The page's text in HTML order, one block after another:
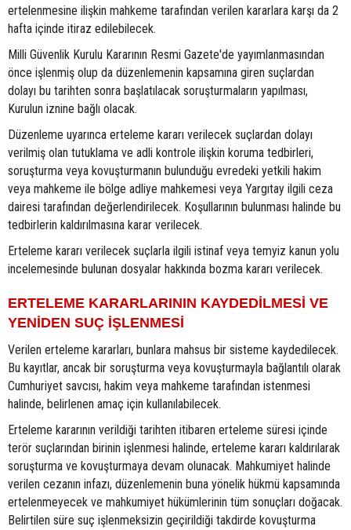
ertelenmesine ilişkin mahkeme tarafından verilen kararlara karşı da 2
hafta içinde itiraz edilebilecek.
Milli Güvenlik Kurulu Kararının Resmi Gazete'de yayımlanmasından
önce işlenmiş olup da düzenlemenin kapsamına giren suçlardan
dolayı bu tarihten sonra başlatılacak soruşturmaların yapılması,
Kurulun iznine bağlı olacak.
Düzenleme uyarınca erteleme kararı verilecek suçlardan dolayı
verilmiş olan tutuklama ve adli kontrole ilişkin koruma tedbirleri,
soruşturma veya kovuşturmanın bulunduğu evredeki yetkili hakim
veya mahkeme ile bölge adliye mahkemesi veya Yargıtay ilgili ceza
dairesi tarafından değerlendirilecek. Koşullarının bulunması halinde bu
tedbirlerin kaldırılmasına karar verilecek.
Erteleme kararı verilecek suçlarla ilgili istinaf veya temyiz kanun yolu
incelemesinde bulunan dosyalar hakkında bozma kararı verilecek.
ERTELEME KARARLARININ KAYDEDİLMESİ VE
YENİDEN SUÇ İŞLENMESİ
Verilen erteleme kararları, bunlara mahsus bir sisteme kaydedilecek.
Bu kayıtlar, ancak bir soruşturma veya kovuşturmayla bağlantılı olarak
Cumhuriyet savcısı, hakim veya mahkeme tarafından istenmesi
halinde, belirlenen amaç için kullanılabilecek.
Erteleme kararının verildiği tarihten itibaren erteleme süresi içinde
terör suçlarından birinin işlenmesi halinde, erteleme kararı kaldırılarak
soruşturma ve kovuşturmaya devam olunacak. Mahkumiyet halinde
verilen cezanın infazı, düzenlemenin buna yönelik hükmü kapsamında
ertelenmeyecek ve mahkumiyet hükümlerinin tüm sonuçları doğacak.
Belirtilen süre suç işlenmeksizin geçirildiği takdirde kovuşturma